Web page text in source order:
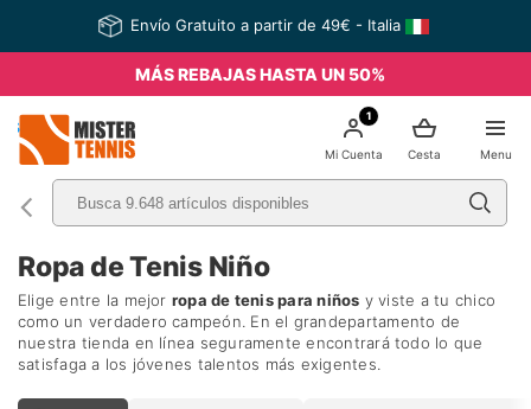
Envío Gratuito a partir de 49€ - Italia
MÁS REBAJAS HASTA UN 50%
Menu
Cesta
1
Mi Cuenta
Ropa de Tenis Niño
Elige entre la mejor ropa de tenis para niños y viste a tu chico
como un verdadero campeón. En el grandepartamento de
nuestra tienda en línea seguramente encontrará todo lo que
satisfaga a los jóvenes talentos más exigentes.